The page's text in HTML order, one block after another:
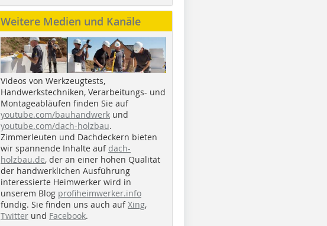
Weitere Medien und Kanäle
Videos von Werkzeugtests,
Handwerkstechniken, Verarbeitungs- und
Montageabläufen finden Sie auf
youtube.com/bauhandwerk und
youtube.com/dach-holzbau.
Zimmerleuten und Dachdeckern bieten
wir spannende Inhalte auf dach-
holzbau.de, der an einer hohen Qualität
der handwerklichen Ausführung
interessierte Heimwerker wird in
unserem Blog profiheimwerker.info
fündig. Sie finden uns auch aufXing,
Twitter und Facebook.